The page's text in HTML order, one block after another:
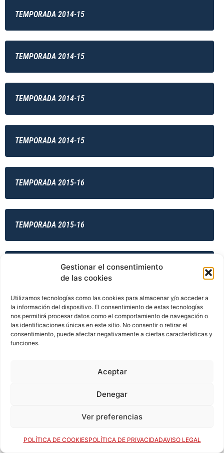
Gestionar el consentimiento
de las cookies
Utilizamos tecnologías como las cookies para almacenar y/o acceder a
la información del dispositivo. El consentimiento de estas tecnologías
nos permitirá procesar datos como el comportamiento de navegación o
las identificaciones únicas en este sitio. No consentir o retirar el
consentimiento, puede afectar negativamente a ciertas características y
funciones.
Aceptar
Denegar
Ver preferencias
POLÍTICA DE COOKIESPOLÍTICA DE PRIVACIDADAVISO LEGAL
TEMPORADA 2014-15
TEMPORADA 2014-15
TEMPORADA 2014-15
TEMPORADA 2014-15
TEMPORADA 2015-16
TEMPORADA 2015-16
TEMPORADA 2015-16
TEMPORADA 2015-16
TEMPORADA 2016-17